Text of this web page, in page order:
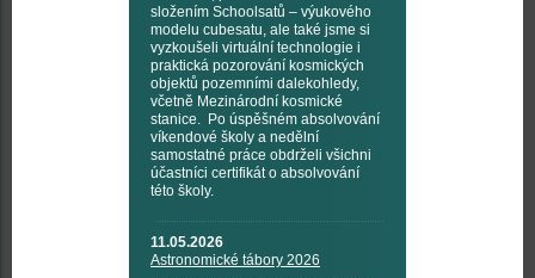
složením Schoolsatů – výukového
modelu cubesatu, ale také jsme si
vyzkoušeli virtuální technologie i
praktická pozorování kosmických
objektů pozemními dalekohledy,
včetně Mezinárodní kosmické
stanice. Po úspěšném absolvování
víkendové školy a nedělní
samostatné práce obdrželi všichni
účastníci certifikát o absolvování
této školy.
11.05.2026
Astronomické tábory 2026